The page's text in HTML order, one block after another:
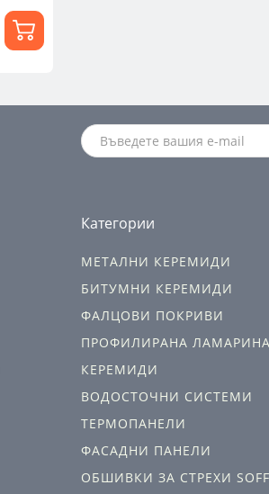
Категории
МЕТАЛНИ КЕРЕМИДИ
БИТУМНИ КЕРЕМИДИ
ФАЛЦОВИ ПОКРИВИ
ПРОФИЛИРАНА
КЕРЕМИДИ
ВОДОСТОЧНИ СИСТЕМИ
ТЕРМОПАНЕЛИ
ФАСАДНИ ПАНЕЛИ
ОБШИВКИ ЗА СТРЕХИ